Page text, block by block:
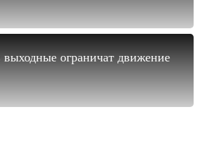
ограничат движение